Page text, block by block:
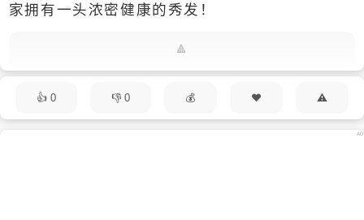
家拥有一头浓密健康的秀发！
0 0